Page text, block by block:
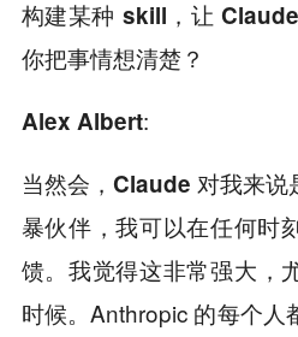
构建某种 skill，让
你把事情想清楚？
Alex Albert:
当然会， Claude 对我来说
暴伙伴，我可以在任何时
馈。 我觉得这非常强大，
时候。Anthropic 的每个人